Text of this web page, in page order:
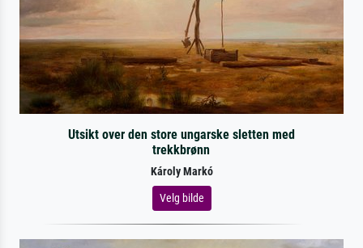
Utsikt over den store ungarske sletten med
trekkbrønn
Károly Markó
Velg bilde